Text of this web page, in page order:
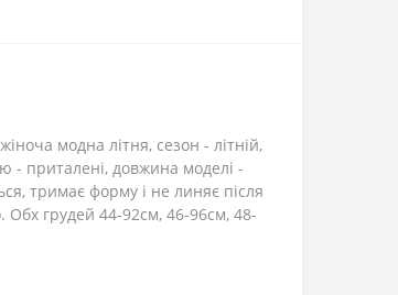
модна літня, сезон - літній,
- приталені, довжина моделі -
тримає форму і не линяє після
Обх грудей 44-92см, 46-96см, 48-